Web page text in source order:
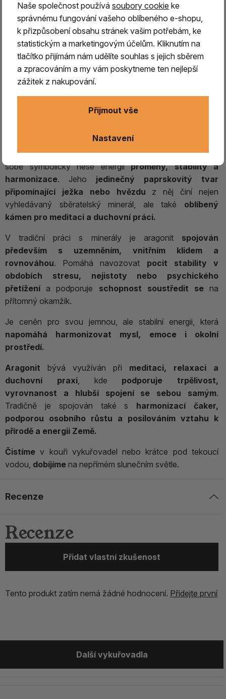
Aragonit sputnik (ježek) 4.
Aragonit Sputnik – krystal stability, uzemnění a
, často označovaný také jako
aragonitový ježek, je fascinující přírodní krystal, který v
sobě symbolicky nese energiiproměny, stability a
harmonizace. Jeho jedinečný paprskovitý tvar
připomínající ježka nebo hvězdu z něj činí nejen
vyhledávaný sběratelský minerál, ale také oblíbený
kámen pro meditaci a duchovní práci.
V tradiční práci s minerály je aragonit spojován
především s uzemněním, vnitřním klidem a
rovnováhou. Pomáhá navozovat pocit stability v
obdobích stresu, nejistoty nebo psychického
přetíženía podporuje schopnost soustředit sena
přítomný okamžik.
Je ceněn pro svou jemnou, ale stabilní energii, která
napomáhá harmonizovat mysl, emoce i okolní
prostředí.
Aragonit bývá využíván při meditaci, relaxaci a
duchovní praxi, kde podporuje trpělivost,
vyrovnanost a hlubší spojení se sebou samým.
Tradičně je spojován také s harmonizací čaker,
podporou osobního růstu a posilováním vztahu k
přírodě a energii Země.
Čistíme v kouři vykuřovadel nebo krátce pod tekoucí
vodou, dobíjíme na nepřímém slunečním světle.
Recenze
Recenze
Přidat vlastní zkušenost
Tento produkt zatím nemá žádné hodnocení. Přidejte první
Další vykuřovadla
Naše společnost používásoubory cookie ke
správnému fungování vašeho oblíbeného e-shopu,
k přizpůsobení obsahu stránek vašim potřebám, ke
statistickým a marketingovým účelům. Kliknutím na
tlačítko přijímám nám udělíte souhlas s jejich sběrem
a zpracováním a my vám poskytneme ten nejlepší
zážitek z nakupování.
Nastavení
Přijmout vše